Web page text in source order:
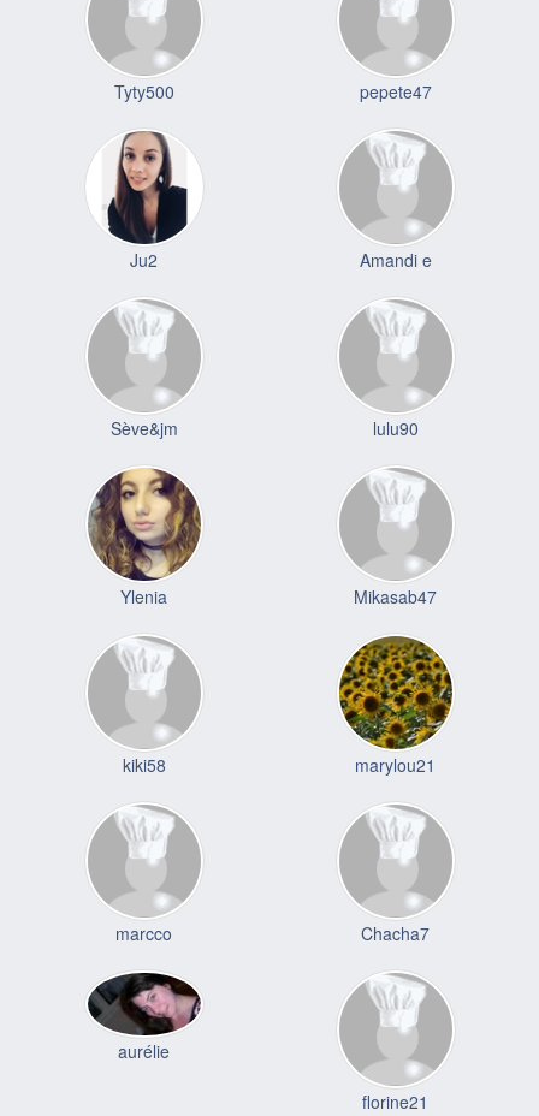
Tyty500 pepete47
Ju2 Amandi e
Sève&jm lulu90
Ylenia Mikasab47
kiki58 marylou21
marcco Chacha7
aurélie
florine21